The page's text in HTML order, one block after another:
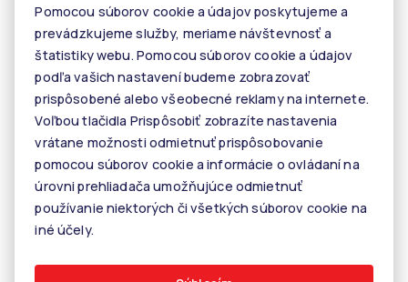
Napíšte nám
Kontakt
Kariéra
Tiper
Blog
© 2026 - KALANINOVÁ realitné služby
Rastislavova 60, 040 01 Košice, E-mail: info@kalaninovareality.sk
Pomocou súborov cookie a údajov poskytujeme a
prevádzkujeme služby, meriame návštevnosť a
štatistiky webu. Pomocou súborov cookie a údajov
podľa vašich nastavení budeme zobrazovať
prispôsobené alebo všeobecné reklamy na internete.
Voľbou tlačidla Prispôsobiť zobrazíte nastavenia
vrátane možnosti odmietnuť prispôsobovanie
pomocou súborov cookie a informácie o ovládaní na
úrovni prehliadača umožňujúce odmietnuť
používanie niektorých či všetkých súborov cookie na
iné účely.